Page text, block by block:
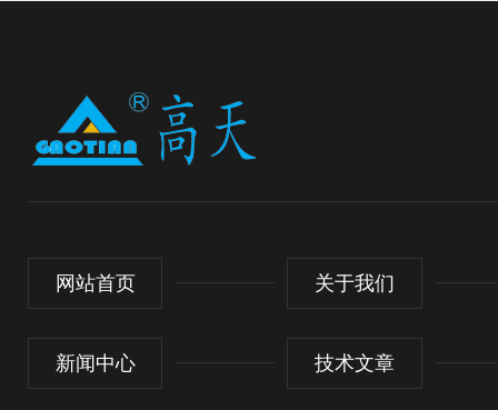
网站首页 关于我们
新闻中心 技术文章